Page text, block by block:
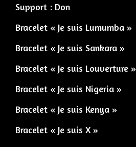
Support : Don
Bracelet « Je suis Lumumba »
Bracelet « Je suis Sankara »
Bracelet « Je suis Louverture »
Bracelet « Je suis Nigeria »
Bracelet « Je suis Kenya »
Bracelet « Je suis X »